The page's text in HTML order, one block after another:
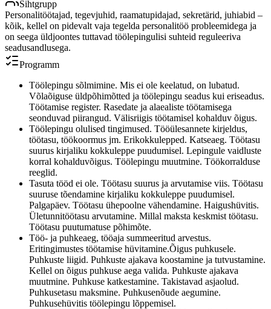
Sihtgrupp
Personalitöötajad, tegevjuhid, raamatupidajad, sekretärid, juhiabid –
kõik, kellel on pidevalt vaja tegelda personalitöö probleemidega ja
on seega üldjoontes tuttavad töölepingulisi suhteid reguleeriva
seadusandlusega.
Programm
Töölepingu sõlmimine. Mis ei ole keelatud, on lubatud.
Võlaõiguse üldpõhimõtted ja töölepingu seadus kui eriseadus.
Töötamise register. Rasedate ja alaealiste töötamisega
seonduvad piirangud. Välisriigis töötamisel kohalduv õigus.
Töölepingu olulised tingimused. Tööülesannete kirjeldus,
töötasu, töökoormus jm. Erikokkulepped. Katseaeg. Töötasu
suurus kirjaliku kokkuleppe puudumisel. Lepingule vaidluste
korral kohalduvõigus. Töölepingu muutmine. Töökorralduse
reeglid.
Tasuta tööd ei ole. Töötasu suurus ja arvutamise viis. Töötasu
suuruse tõendamine kirjaliku kokkuleppe puudumisel.
Palgapäev. Töötasu ühepoolne vähendamine. Haigushüvitis.
Ületunnitöötasu arvutamine. Millal maksta keskmist töötasu.
Töötasu puutumatuse põhimõte.
Töö- ja puhkeaeg, tööaja summeeritud arvestus.
Eritingimustes töötamise hüvitamine.Õigus puhkusele.
Puhkuste liigid. Puhkuste ajakava koostamine ja tutvustamine.
Kellel on õigus puhkuse aega valida. Puhkuste ajakava
muutmine. Puhkuse katkestamine. Takistavad asjaolud.
Puhkusetasu maksmine. Puhkusenõude aegumine.
Puhkusehüvitis töölepingu lõppemisel.